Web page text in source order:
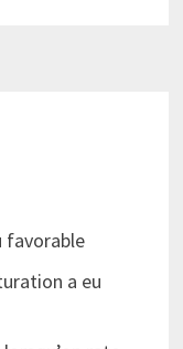
favorable
a eu